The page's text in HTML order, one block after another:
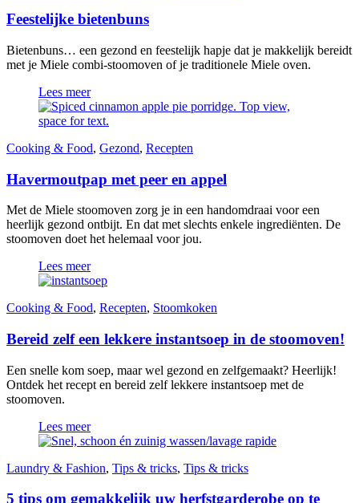
Feestelijke bietenbuns
Bietenbuns… een gezond en feestelijk hapje dat je makkelijk bereidt
met je Miele combi-stoomoven of je traditionele Miele oven.
Lees meer
Cooking & Food, Gezond, Recepten
Havermoutpap met peer en appel
Met de Miele stoomoven zorg je in een handomdraai voor een
heerlijk gezond ontbijt. En dat met slechts enkele ingrediënten. De
stoomoven doet het helemaal voor jou.
Lees meer
Cooking & Food, Recepten, Stoomkoken
Bereid zelf een lekkere instantsoep in de stoomoven!
Een snelle kom soep, maar wel gezond en zelfgemaakt? Heerlijk!
Ontdek het recept en bereid zelf lekkere instantsoep met de
stoomoven.
Lees meer
Laundry & Fashion, Tips & tricks, Tips & tricks
5 tips om gemakkelijk uw herfstgarderobe op te